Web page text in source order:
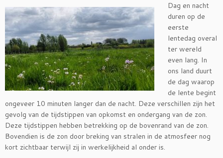
Dag en nacht
duren op de
eerste
lentedag overal
ter wereld
even lang. In
ons land duurt
de dag waarop
de lente begint
ongeveer 10 minuten langer dan de nacht. Deze verschillen zijn het
gevolg van de tijdstippen van opkomst en ondergang van de zon.
Deze tijdstippen hebben betrekking op de bovenrand van de zon.
Bovendien is de zon door breking van stralen in de atmosfeer nog
kort zichtbaar terwijl zij in werkelijkheid al onder is.